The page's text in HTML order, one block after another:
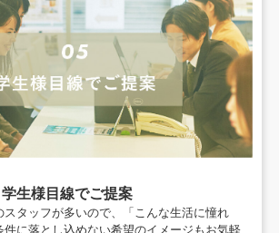
生様目線でご提案
タッフが多いので、
「こんな生活に憧れ
件に落とし込めない希望のイメージもお気軽